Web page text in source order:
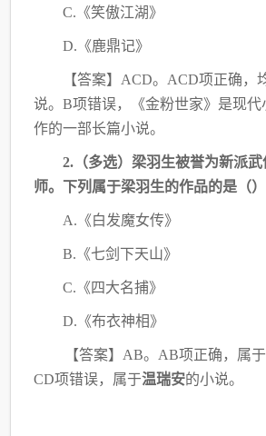
C.《笑傲江湖》
D.《鹿鼎记》
【答案】 ACD。ACD项正确，
说。B项错误，《金粉世家》是现代
作的一部长篇小说。
2.（多选）梁羽生被誉为新派武
师。下列属于梁羽生的作品的是（）
A.《白发魔女传》
B.《七剑下天山》
C.《四大名捕》
D.《布衣神相》
【答案】 AB。AB项正确，属于
CD项错误，属于温瑞安的小说。